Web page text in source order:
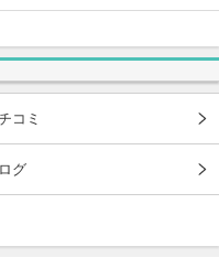
コミ
グ